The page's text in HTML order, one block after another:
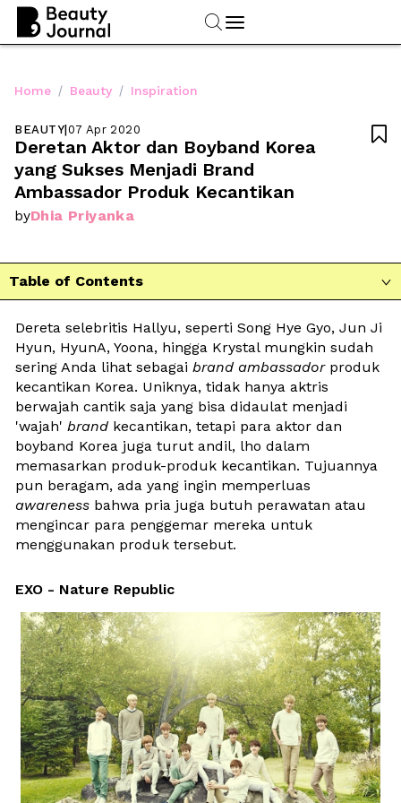
Home / Beauty / Inspiration
BEAUTY|07 Apr 2020
Deretan Aktor dan Boyband Korea
yang Sukses Menjadi Brand
Ambassador Produk Kecantikan
byDhia Priyanka

Table of Contents 
Dereta selebritis Hallyu, seperti Song Hye Gyo, Jun Ji
Hyun, HyunA, Yoona, hingga Krystal mungkin sudah
sering Anda lihat sebagai brand ambassador produk
kecantikan Korea. Uniknya, tidak hanya aktris
berwajah cantik saja yang bisa didaulat menjadi
'wajah' brand kecantikan, tetapi para aktor dan
boyband Korea juga turut andil, lho dalam
memasarkan produk-produk kecantikan. Tujuannya
awareness bahwa pria juga butuh perawatan atau
mengincar para penggemar mereka untuk
menggunakan produk tersebut.
EXO - Nature Republic